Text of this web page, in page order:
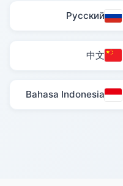
Русский
中文
Bahasa Indonesia